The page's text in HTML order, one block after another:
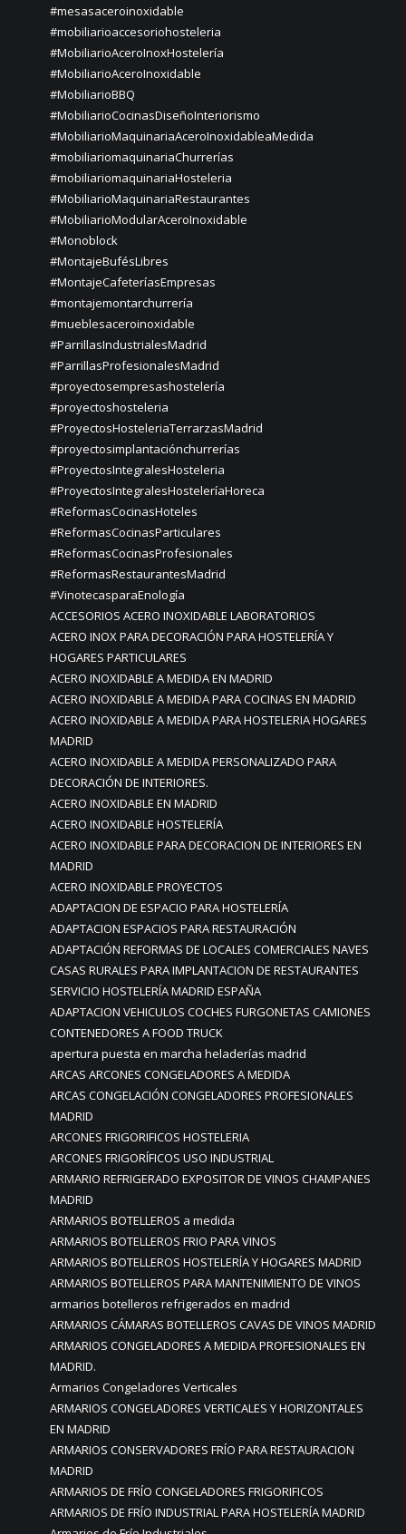
#mesasaceroinoxidable
#mobiliarioaccesoriohosteleria
#MobiliarioAceroInoxHostelería
#MobiliarioAceroInoxidable
#MobiliarioBBQ
#MobiliarioCocinasDiseñoInteriorismo
#MobiliarioMaquinariaAceroInoxidableaMedida
#mobiliariomaquinariaChurrerías
#mobiliariomaquinariaHosteleria
#MobiliarioMaquinariaRestaurantes
#MobiliarioModularAceroInoxidable
#Monoblock
#MontajeBufésLibres
#MontajeCafeteríasEmpresas
#montajemontarchurrería
#mueblesaceroinoxidable
#ParrillasIndustrialesMadrid
#ParrillasProfesionalesMadrid
#proyectosempresashostelería
#proyectoshosteleria
#ProyectosHosteleriaTerrarzasMadrid
#proyectosimplantaciónchurrerías
#ProyectosIntegralesHosteleria
#ProyectosIntegralesHosteleríaHoreca
#ReformasCocinasHoteles
#ReformasCocinasParticulares
#ReformasCocinasProfesionales
#ReformasRestaurantesMadrid
#VinotecasparaEnología
ACCESORIOS ACERO INOXIDABLE LABORATORIOS
ACERO INOX PARA DECORACIÓN PARA HOSTELERÍA Y
HOGARES PARTICULARES
ACERO INOXIDABLE A MEDIDA EN MADRID
ACERO INOXIDABLE A MEDIDA PARA COCINAS EN MADRID
ACERO INOXIDABLE A MEDIDA PARA HOSTELERIA HOGARES
MADRID
ACERO INOXIDABLE A MEDIDA PERSONALIZADO PARA
DECORACIÓN DE INTERIORES.
ACERO INOXIDABLE EN MADRID
ACERO INOXIDABLE HOSTELERÍA
ACERO INOXIDABLE PARA DECORACION DE INTERIORES EN
MADRID
ACERO INOXIDABLE PROYECTOS
ADAPTACION DE ESPACIO PARA HOSTELERÍA
ADAPTACION ESPACIOS PARA RESTAURACIÓN
ADAPTACIÓN REFORMAS DE LOCALES COMERCIALES NAVES
CASAS RURALES PARA IMPLANTACION DE RESTAURANTES
SERVICIO HOSTELERÍA MADRID ESPAÑA
ADAPTACION VEHICULOS COCHES FURGONETAS CAMIONES
CONTENEDORES A FOOD TRUCK
apertura puesta en marcha heladerías madrid
ARCAS ARCONES CONGELADORES A MEDIDA
ARCAS CONGELACIÓN CONGELADORES PROFESIONALES
MADRID
ARCONES FRIGORIFICOS HOSTELERIA
ARCONES FRIGORÍFICOS USO INDUSTRIAL
ARMARIO REFRIGERADO EXPOSITOR DE VINOS CHAMPANES
MADRID
ARMARIOS BOTELLEROS a medida
ARMARIOS BOTELLEROS FRIO PARA VINOS
ARMARIOS BOTELLEROS HOSTELERÍA Y HOGARES MADRID
ARMARIOS BOTELLEROS PARA MANTENIMIENTO DE VINOS
armarios botelleros refrigerados en madrid
ARMARIOS CÁMARAS BOTELLEROS CAVAS DE VINOS MADRID
ARMARIOS CONGELADORES A MEDIDA PROFESIONALES EN
MADRID.
Armarios Congeladores Verticales
ARMARIOS CONGELADORES VERTICALES Y HORIZONTALES
EN MADRID
ARMARIOS CONSERVADORES FRÍO PARA RESTAURACION
MADRID
ARMARIOS DE FRÍO CONGELADORES FRIGORIFICOS
ARMARIOS DE FRÍO INDUSTRIAL PARA HOSTELERÍA MADRID